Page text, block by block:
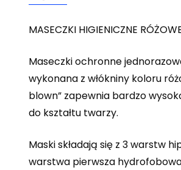
MASECZKI HIGIENICZNE
Maseczki ochronne
wykonana z włókniny koloru
blown” zapewnia bardzo
do kształtu twarzy.
Maski składają się z 3 warstw
warstwa pierwsza